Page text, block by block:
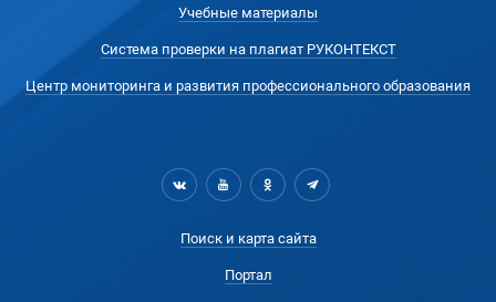
Учебные материалы
Система проверки на плагиат РУКОНТЕКСТ
Центр мониторинга и развития профессионального образования
Поиск и карта сайта
Портал